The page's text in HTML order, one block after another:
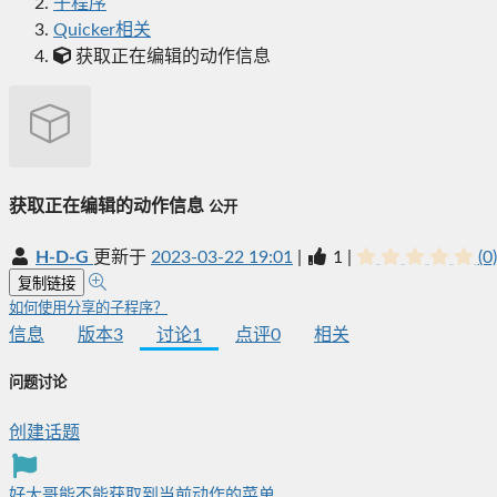
Quicker相关
获取正在编辑的动作信息
获取正在编辑的动作信息 公开
H-D-G 更新于 2023-03-22 19:01 1 (0)
复制链接
如何使用分享的子程序？
信息 版本3 讨论1 点评0 相关
问题讨论
创建话题